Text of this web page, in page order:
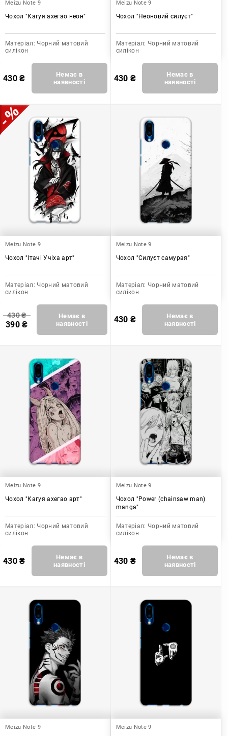
Meizu Note 9
Чохол "Кагуя ахегао неон"
Матеріал: Чорний матовий
силікон
430₴
Немає в
наявності
Meizu Note 9
Чохол "Неоновий силуєт"
Матеріал: Чорний матовий
силікон
430 ₴
Немає в
наявності
Meizu Note 9
Чохол "Ітачі Учіха арт"
Матеріал: Чорний матовий
силікон
430₴
390₴
Немає в
наявності
Meizu Note 9
Чохол "Силуєт самурая"
Матеріал: Чорний матовий
силікон
430 ₴
Немає в
наявності
Meizu Note 9
Чохол "Кагуя ахегао арт"
Матеріал: Чорний матовий
силікон
430₴
Немає в
наявності
Meizu Note 9
Чохол "Power (chainsaw man)
manga"
Матеріал: Чорний матовий
силікон
430 ₴
Немає в
наявності
Meizu Note 9 Meizu Note 9